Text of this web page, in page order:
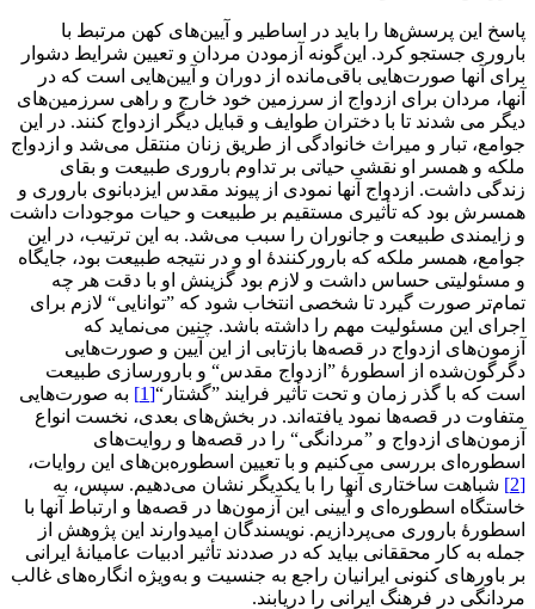
پاسخ این پرسش‌ها را باید در اساطیر و آیین‌های کهن مرتبط با
باروری جستجو کرد. این‌گونه آزمودن مردان و تعیین شرایط دشوار
برای آنها صورت‌هایی باقی‌مانده از دوران و آیین‌هایی است که در
آنها، مردان برای ازدواج از سرزمین خود خارج و راهی سرزمین‌های
دیگر می شدند تا با دختران طوایف و قبایل دیگر ازدواج کنند. در این
جوامع، تبار و میراث خانوادگی از طریق زنان منتقل می‌شد و ازدواج
ملکه و همسر او نقشی حیاتی بر تداوم باروری طبیعت و بقای
زندگی داشت. ازدواج آنها نمودی از پیوند مقدس ایزدبانوی باروری و
همسرش بود که تأثیری مستقیم بر طبیعت و حیات موجودات داشت
و زایمندی طبیعت و جانوران را سبب می‌شد. به این ترتیب، در این
جوامع، همسر ملکه که بارورکنندۀ او و در نتیجه طبیعت بود، جایگاه
و مسئولیتی حساس داشت و لازم بود گزینش او با دقت هر چه
تمام‌تر صورت گیرد تا شخصی انتخاب شود که ”توانایی“ لازم برای
اجرای این مسئولیت مهم را داشته باشد. چنین می‌نماید که
آزمون‌های ازدواج در قصه‌ها بازتابی از این آیین و صورت‌هایی
دگرگون‌شده از اسطورۀ ”ازدواج مقدس“ و بارورسازی طبیعت
است که با گذر زمان و تحت تأثیر فرایند ”گشتار“[1]
به صورت‌هایی
متفاوت در قصه‌ها نمود یافته‌اند. در بخش‌های بعدی، نخست انواع
آزمون‌های ازدواج و ”مردانگی“ را در قصه‌ها و روایت‌های
اسطوره‌ای بررسی می‌کنیم و با تعیین اسطوره‌بن‌های این روایات،
[2]
شباهت ساختاری آنها را با یکدیگر نشان می‌دهیم. سپس، به
خاستگاه اسطوره‌ای و آیینی این آزمون‌ها در قصه‌ها و ارتباط آنها با
اسطورۀ باروری می‌پردازیم. نویسندگان امیدوارند این پژوهش از
جمله به کار محققانی بیاید که در صددند تأثیر ادبیات عامیانۀ ایرانی
بر باورهای کنونی ایرانیان راجع به جنسیت و به‌ویژه انگاره‌های غالب
مردانگی در فرهنگ ایرانی را دریابند.